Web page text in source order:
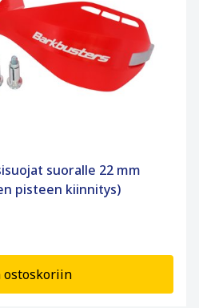
suoralle 22 mm
pisteen kiinnitys)
ostoskoriin